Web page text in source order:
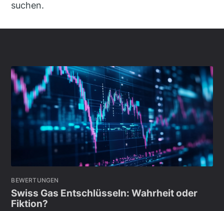
suchen.
BEWERTUNGEN
Swiss Gas Entschlüsseln: Wahrheit oder
Fiktion?